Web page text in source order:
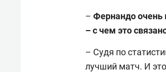
– Фернандо
– с чем это
– Судя по
лучший матч. И